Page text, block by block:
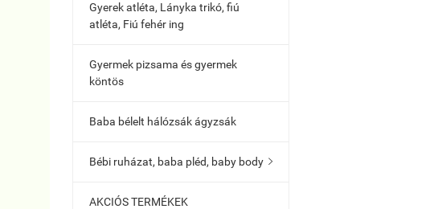
Gyerek atléta, Lányka trikó, fiú
atléta, Fiú fehér ing
Gyermek pizsama és gyermek
köntös
Baba bélelt hálózsák ágyzsák
Bébi ruházat, baba pléd, baby body 
AKCIÓS TERMÉKEK